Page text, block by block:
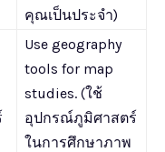
คุณเป็นประจำ)
Use geography
tools for map
studies. (ใช้
อุปกรณ์ภูมิศาสตร์
ในการศึกษาภาพ